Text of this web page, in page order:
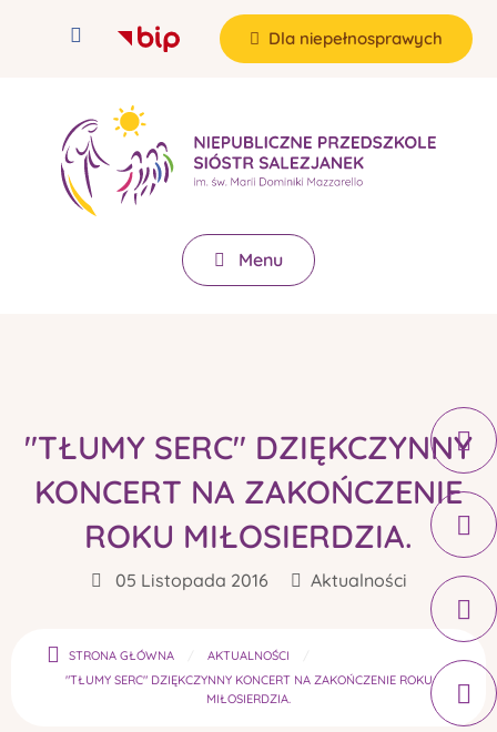
Dla niepełnosprawych
Menu
"TŁUMY SERC" DZIĘKCZYNNY
KONCERT NA ZAKOŃCZENIE
ROKU MIŁOSIERDZIA.
05 Listopada 2016 Aktualności
STRONA GŁÓWNA
AKTUALNOŚCI
"TŁUMY SERC" DZIĘKCZYNNY KONCERT NA ZAKOŃCZENIE ROKU
MIŁOSIERDZIA.